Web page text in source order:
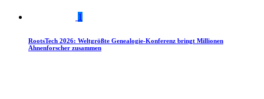
1
RootsTech 2026: Weltgrößte Genealogie-Konferenz bringt Millionen
Ahnenforscher zusammen